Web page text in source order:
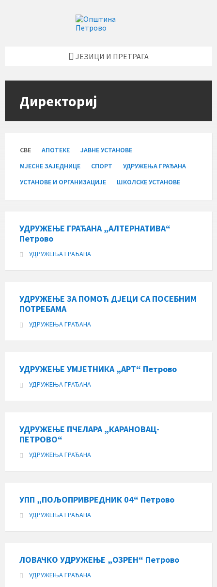
ЈЕЗИЦИ И ПРЕТРАГА
Директориј
СВЕ АПОТЕКЕ
ЈАВНЕ УСТАНОВЕ
МЈЕСНЕ ЗАЈЕДНИЦЕ
СПОРТ
УДРУЖЕЊА ГРАЂАНА
УСТАНОВЕ И ОРГАНИЗАЦИЈЕ
ШКОЛСКЕ УСТАНОВЕ
УДРУЖЕЊЕ ГРАЂАНА „АЛТЕРНАТИВА“
Петрово
УДРУЖЕЊА ГРАЂАНА
УДРУЖЕЊЕ ЗА ПОМОЋ ДЈЕЦИ СА ПОСЕБНИМ
ПОТРЕБАМА
УДРУЖЕЊА ГРАЂАНА
УДРУЖЕЊЕ УМЈЕТНИКА „АРТ“ Петрово
УДРУЖЕЊА ГРАЂАНА
УДРУЖЕЊЕ ПЧЕЛАРА „КАРАНОВАЦ-
ПЕТРОВО“
УДРУЖЕЊА ГРАЂАНА
УПП „ПОЉОПРИВРЕДНИК 04“ Петрово
УДРУЖЕЊА ГРАЂАНА
ЛОВАЧКО УДРУЖЕЊЕ „ОЗРЕН“ Петрово
УДРУЖЕЊА ГРАЂАНА